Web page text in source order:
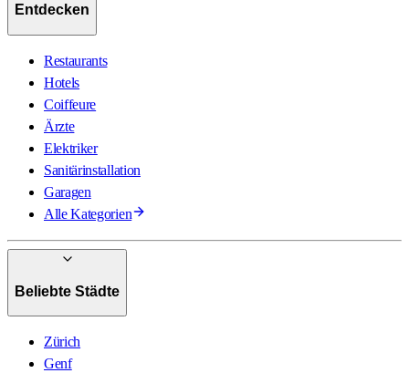
Entdecken
Restaurants
Hotels
Coiffeure
Ärzte
Elektriker
Sanitärinstallation
Garagen
Alle Kategorien
Beliebte Städte
Zürich
Genf